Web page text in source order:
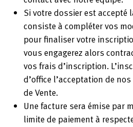
Si votre dossier est accepté
consiste à compléter vos
pour finaliser votre
vous engagerez alors
vos frais d’inscription.
d’office l’acceptation de
de Vente.
Une facture sera émise par
limite de paiement à